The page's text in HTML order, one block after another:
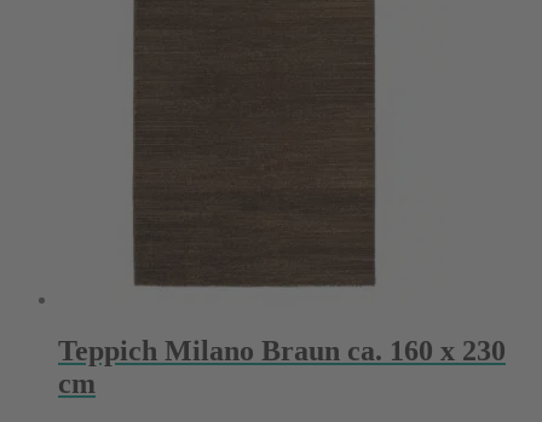
Teppich Milano Braun ca. 160 x 230
cm